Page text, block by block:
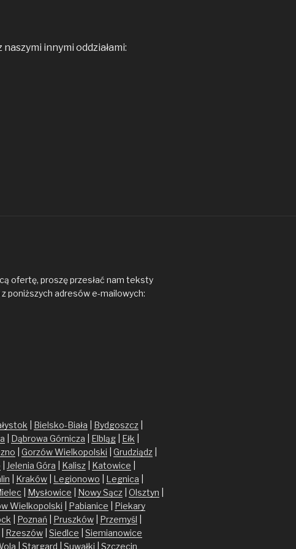
innymi oddziałami:
ofertę, proszę przesłać nam teksty
poniższych adresów e-mailowych:
Bielsko-Biała Bydgoszcz|
Dąbrowa Górnicza Elbląg| Ełk
Gorzów Wielkopolski Grudziądz|
Jelenia Góra Kalisz| Katowice
Kraków| Legionowo Legnica
Mysłowice Nowy Sącz| Olsztyn
Wielkopolski Pabianice
Piekary
Poznań| Pruszków| Przemyśl
Rzeszów| Siedlce
Siemianowice
Stargard Suwałki Szczecin